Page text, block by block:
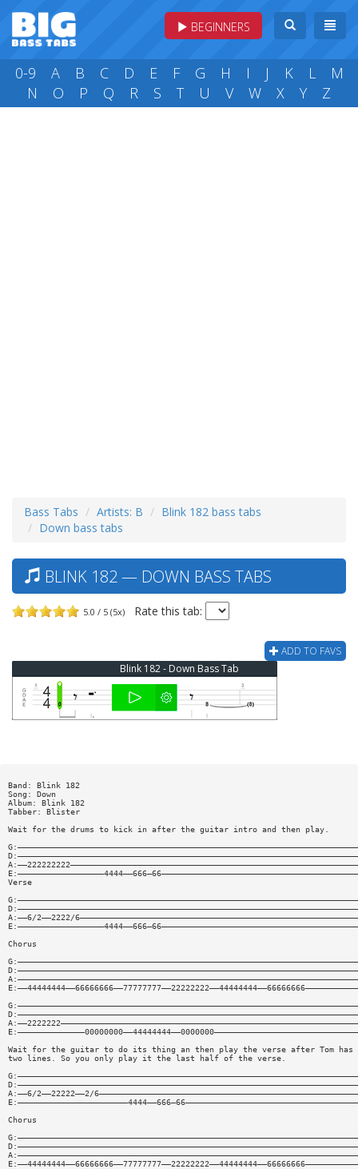
BEGINNERS
0-9 A B C D E F G H I J K L
M
N
O P Q R S T U V W X Y Z
Bass Tabs Artists: B
Blink 182 bass tabs
Down bass tabs
BLINK 182 — DOWN BASS TABS
5.0 / 5 (5x) Rate this tab:
ADD TO FAVS
Blink 182 - Down Bass Tab
Band: Blink 182
Song: Down
Album: Blink 182
Tabber: Blister
Wait for the drums to kick in after the guitar intro and then play.
Verse
A:——6/2——2222/
Chorus
Wait for the guitar to do its thing an then play the verse after Tom has
two lines. So you only play it the last half of the verse.
A:——6/2——22222——2/
Chorus